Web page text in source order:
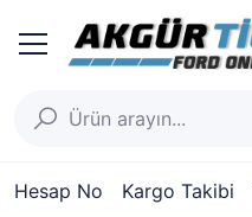
Hesap No Kargo Takibi